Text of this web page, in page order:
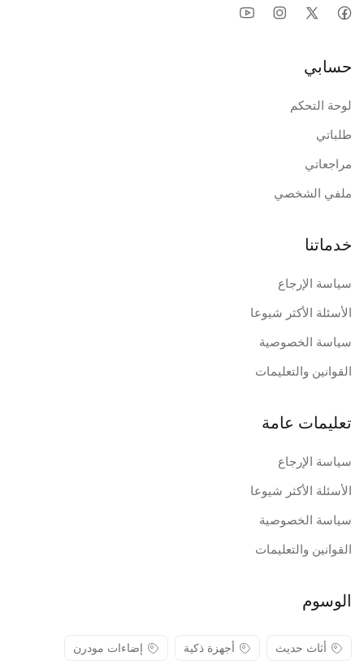
حسابي
لوحة التحكم
طلباتي
مراجعاتي
ملفي الشخصي
خدماتنا
سياسة الإرجاع
الأسئلة الأكثر شيوعا
سياسة الخصوصية
القوانين والتعليمات
تعليمات عامة
سياسة الإرجاع
الأسئلة الأكثر شيوعا
سياسة الخصوصية
القوانين والتعليمات
الوسوم
أثاث حديث أجهزة ذكية إضاءات مودرن